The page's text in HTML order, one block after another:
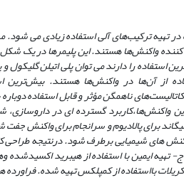
در تهیه ترکیب‌های آلی استفاده زیادی می
واکنش‌ها هستند. این پلیمرها در یک شکل
استفاده را دارند می توان پلی اتیلن گلیکول
از آن‌ها در واکنش‌ها هستند. بیش‌ترین
ناهمگن مؤثر و قابل استفاده دوباره
واکنش‌ها،کاربرد گسترده ای در
برای پالادیوم و سرانجام برای واکنش
های شیمیایی برطرف شود. درنتیجه طراحی
تهیه ایمین با استفاده از هیبرید
بااستفاده از کمپلکس تهیه شده.